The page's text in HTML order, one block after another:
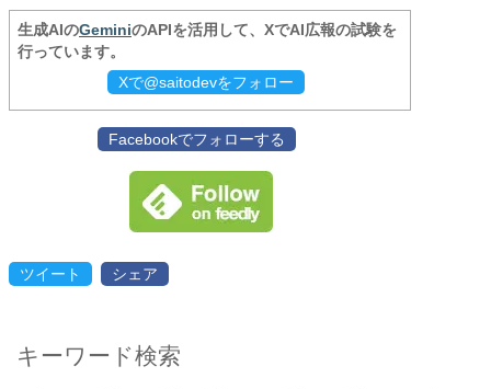
生成AIのGeminiのAPIを活用して、XでAI広報の試験を
行っています。
Xで@saitodevをフォロー
Facebookでフォローする
ツイート シェア
キーワード検索